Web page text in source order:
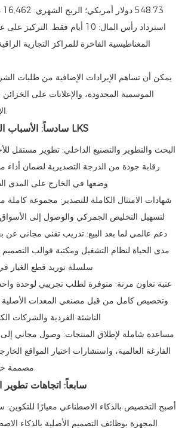
استرداد رأس المال: 10 أيام فقط.
المغناطيسية الفاخرة للمراكز التجارية
يمكن أن تساهم الإيرادات الإضافية من طلبات
الموسمية المحدودة، والإعلانات على
الإجمالي على الاستثمار.
سادساً: الأسباب الرئيسية للتعاون مع LKS
البحث والتطوير والتصنيع الداخلي: تطوير مستقل
رقابة جودة من الدرجة التصديرية لضمان أداء
وضعها في الخارج على المدى
شهادات الامتثال الكاملة للتصدير: مجموعة كاملة
لتسهيل التخليص الجمركي والوصول إلى
دعم عالمي لما بعد البيع: تدريب تقني مجاني عن
مدى الحياة لنظام التشغيل ومكتبة قوالب
سلسلة توريد قطع الغيار في
عتبة تعاون مرنة: متوفرة لطلب تجريبي لوحدة
وتخصيص كامل من قبل مصنعي المعدات الأصلية
الناشئة الفردية والشركات
مساعدة شاملة لإطلاق المنتجات: وصول مجاني إلى
الفارغة العالمية، واستشارات اختيار المواقع
مصممة خصيصًا لتحقيق الربح.
سابعاً: اتجاهات تطوير
أصبح التخصيص بالذكاء الاصطناعي معيارًا للتكوين:
المجهزة بوظائف التصميم الأصلية بالذكاء